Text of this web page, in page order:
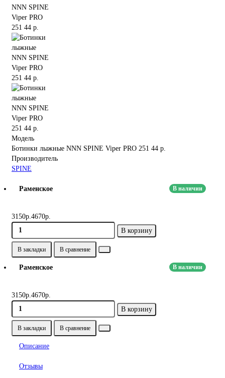
Модель
Ботинки лыжные NNN SPINE Viper PRO 251 44 р.
Производитель
SPINE
Раменское В наличии
3150р.4670р.
В корзину
В закладки В сравнение
Раменское В наличии
3150р.4670р.
В корзину
В закладки В сравнение
Описание
Отзывы